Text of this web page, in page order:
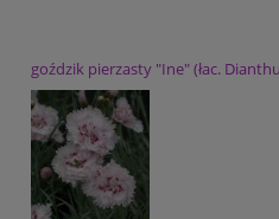
goździk pierzasty "Ine" (łac.